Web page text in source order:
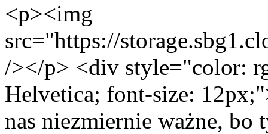
<p><img
src="https://
/></p> <div style="color:
Helvetica; font-size:
nas niezmiernie ważne,